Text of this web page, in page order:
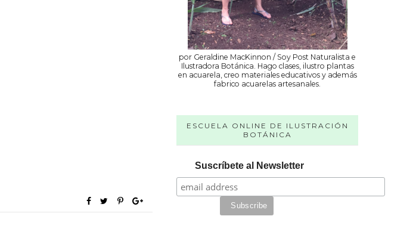
por Geraldine MacKinnon / Soy Post Naturalista e
Ilustradora Botánica. Hago clases, ilustro plantas
en acuarela, creo materiales educativos y además
fabrico acuarelas artesanales.
ESCUELA ONLINE DE ILUSTRACIÓN
BOTÁNICA
Suscríbete al Newsletter